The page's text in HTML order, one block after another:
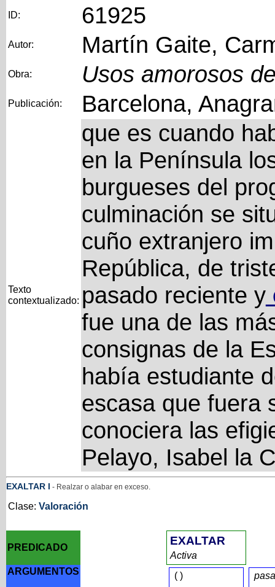
ID: 61925
Autor: Martín Gaite,
Obra: Usos amorosos
Publicación: Barcelona,
Texto
contextualizado:
que es cuando
en la Península
burgueses del
culminación se
cuño extranjero
República, de
pasado reciente y
fue una de las
consignas de la
había estudiante
escasa que fuera
conociera las
Pelayo, Isabel la
EXALTAR I - Realzar o alabar en exceso.
Clase: Valoración
PREDICADO
EXALTAR
Activa
ARGUMENTOS
()